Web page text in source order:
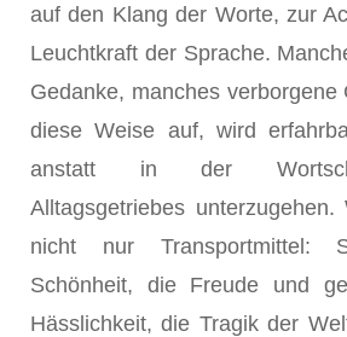
auf den Klang der Worte, zur
Leuchtkraft der Sprache.
Gedanke, manches verborgene
diese Weise auf, wird
anstatt in der
Alltagsgetriebes
nicht nur Transportmittel:
Schönheit, die Freude und
Hässlichkeit, die Tragik der